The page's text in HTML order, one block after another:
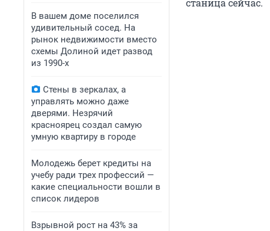
В вашем доме поселился
удивительный сосед. На
рынок недвижимости вместо
схемы Долиной идет развод
из 1990-х
Стены в зеркалах, а
управлять можно даже
дверями. Незрячий
красноярец создал самую
умную квартиру в городе
Молодежь берет кредиты на
учебу ради трех профессий —
какие специальности вошли в
список лидеров
Взрывной рост на 43% за
станица сейчас.